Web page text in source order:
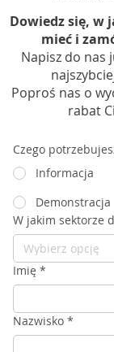
Dowiedz się, w
mieć i
Napisz do nas
Poproś nas o
rabat
Czego
Informacja
Demonstracja
W jakim sektorze
Imię *
Nazwisko *